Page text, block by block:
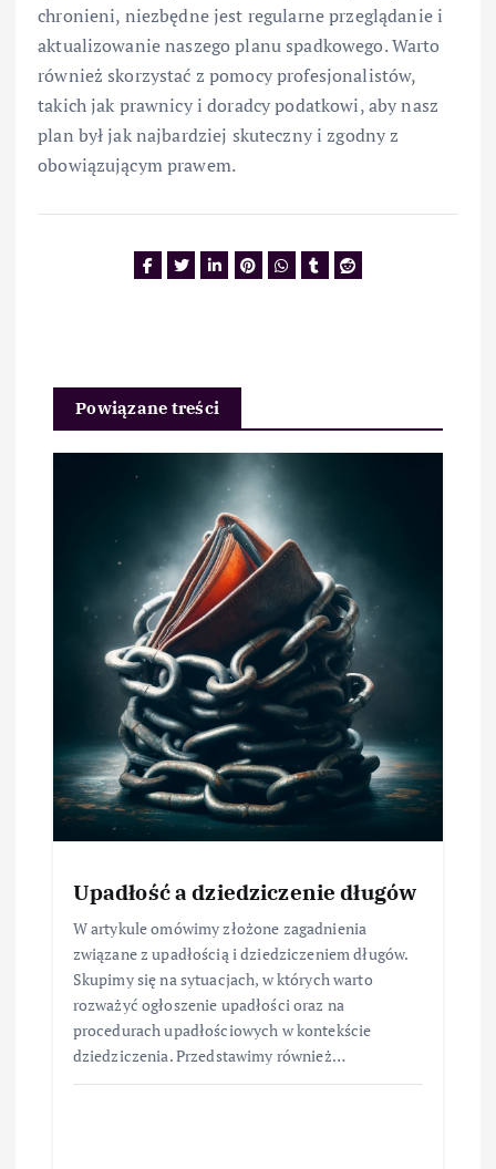
chronieni, niezbędne jest regularne przeglądanie i
aktualizowanie naszego planu spadkowego. Warto
również skorzystać z pomocy profesjonalistów,
takich jak prawnicy i doradcy podatkowi, aby nasz
plan był jak najbardziej skuteczny i zgodny z
obowiązującym prawem.
Powiązane treści
Upadłość a dziedziczenie długów
W artykule omówimy złożone zagadnienia
związane z upadłością i dziedziczeniem długów.
Skupimy się na sytuacjach, w których warto
rozważyć ogłoszenie upadłości oraz na
procedurach upadłościowych w kontekście
dziedziczenia. Przedstawimy również…